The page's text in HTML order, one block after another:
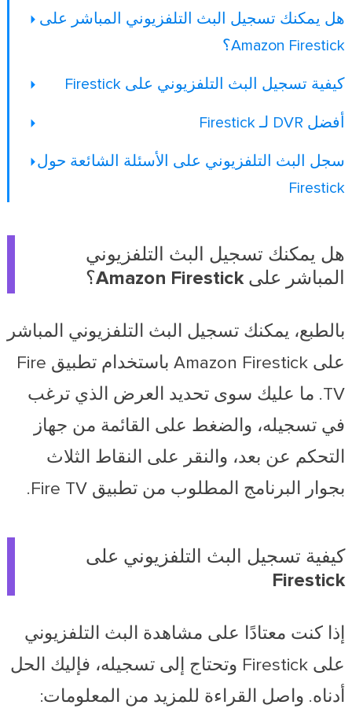
هل يمكنك تسجيل البث التلفزيوني المباشر على
Amazon Firestick؟
كيفية تسجيل البث التلفزيوني على Firestick
أفضل DVR لـ Firestick
سجل البث التلفزيوني على الأسئلة الشائعة حول
Firestick
هل يمكنك تسجيل البث التلفزيوني
المباشر على Amazon Firestick؟
بالطبع، يمكنك تسجيل البث التلفزيوني المباشر
على Amazon Firestick باستخدام تطبيق Fire
TV. ما عليك سوى تحديد العرض الذي ترغب
في تسجيله، والضغط على القائمة من جهاز
التحكم عن بعد، والنقر على النقاط الثلاث
بجوار البرنامج المطلوب من تطبيق Fire TV.
كيفية تسجيل البث التلفزيوني على
Firestick
إذا كنت معتادًا على مشاهدة البث التلفزيوني
على Firestick وتحتاج إلى تسجيله، فإليك الحل
أدناه. واصل القراءة للمزيد من المعلومات: